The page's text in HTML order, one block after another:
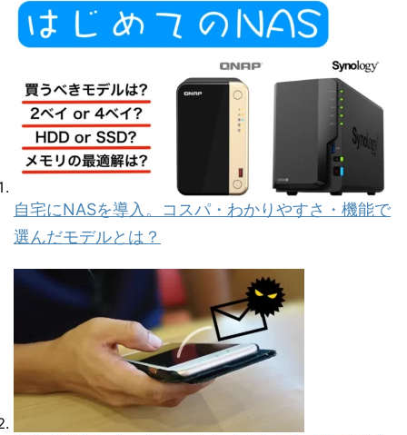
自宅にNASを導入。コスパ・わかりやすさ・機能で
選んだモデルとは？